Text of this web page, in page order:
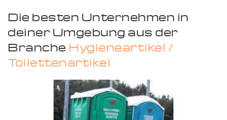
Die besten Unternehmen in
deiner Umgebung aus der
Branche Hygieneartikel /
Toilettenartikel